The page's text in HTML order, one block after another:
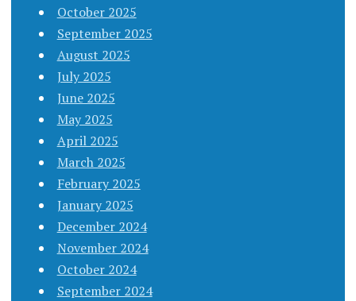
October 2025
September 2025
August 2025
July 2025
June 2025
May 2025
April 2025
March 2025
February 2025
January 2025
December 2024
November 2024
October 2024
September 2024